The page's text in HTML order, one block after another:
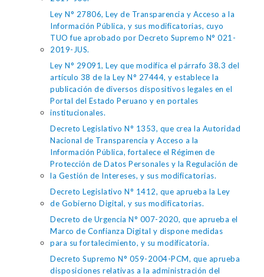
Ley N° 27806, Ley de Transparencia y Acceso a la
Información Pública, y sus modificatorias, cuyo
TUO fue aprobado por Decreto Supremo N° 021-
2019-JUS.
Ley N° 29091, Ley que modifica el párrafo 38.3 del
artículo 38 de la Ley N° 27444, y establece la
publicación de diversos dispositivos legales en el
Portal del Estado Peruano y en portales
institucionales.
Decreto Legislativo N° 1353, que crea la Autoridad
Nacional de Transparencia y Acceso a la
Información Pública, fortalece el Régimen de
Protección de Datos Personales y la Regulación de
la Gestión de Intereses, y sus modificatorias.
Decreto Legislativo N° 1412, que aprueba la Ley
de Gobierno Digital, y sus modificatorias.
Decreto de Urgencia N° 007-2020, que aprueba el
Marco de Confianza Digital y dispone medidas
para su fortalecimiento, y su modificatoria.
Decreto Supremo N° 059-2004-PCM, que aprueba
disposiciones relativas a la administración del